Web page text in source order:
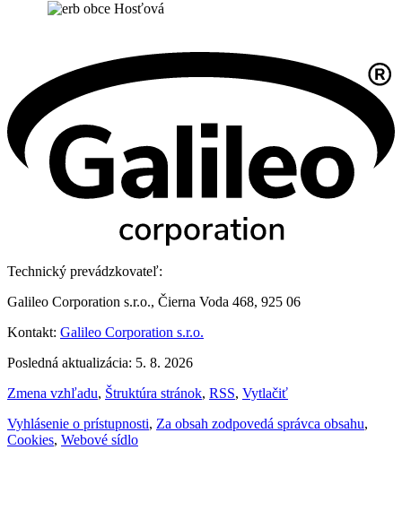
Technický prevádzkovateľ:
Galileo Corporation s.r.o., Čierna Voda 468, 925 06
Kontakt: Galileo Corporation s.r.o.
Posledná aktualizácia: 5. 8. 2026
Zmena vzhľadu, Štruktúra stránok, RSS, Vytlačiť
Vyhlásenie o prístupnosti, Za obsah zodpovedá správca obsahu,
Cookies, Webové sídlo